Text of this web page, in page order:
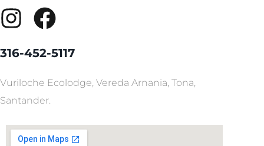
316-452-5117
Vuriloche Ecolodge, Vereda Arnania, Tona,
Santander.